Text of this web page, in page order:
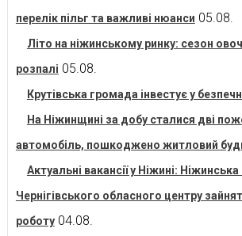
перелік пільг та важливі нюанси 05.08.
Літо на ніжинському ринку: сезон
розпалі 05.08.
Крутівська громада інвестує у
На Ніжинщині за добу сталися дві
автомобіль, пошкоджено житловий
Актуальні вакансії у Ніжині: Ніжинська
Чернігівського обласного центру
роботу 04.08.